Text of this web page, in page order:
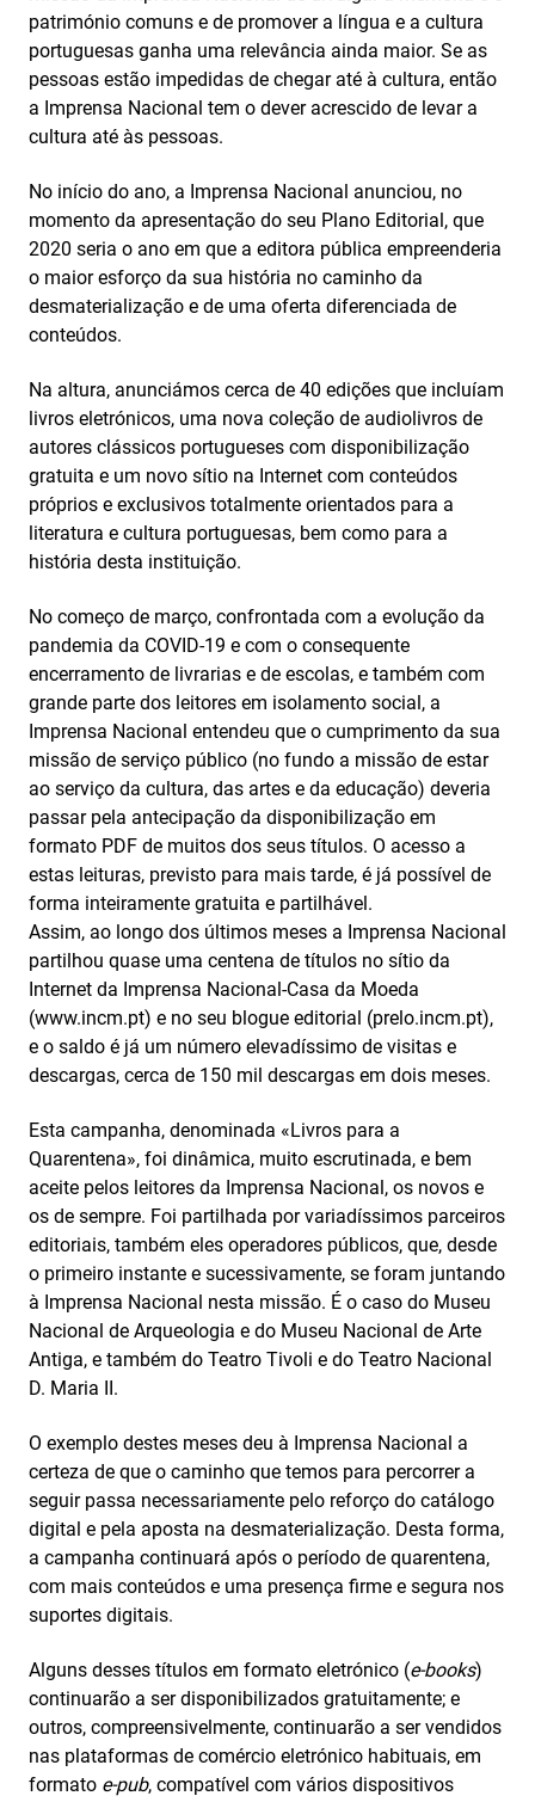
património comuns e de promover a língua e a cultura
portuguesas ganha uma relevância ainda maior. Se as
pessoas estão impedidas de chegar até à cultura, então
a Imprensa Nacional tem o dever acrescido de levar a
cultura até às pessoas.
No início do ano, a Imprensa Nacional anunciou, no
momento da apresentação do seu Plano Editorial, que
2020 seria o ano em que a editora pública empreenderia
o maior esforço da sua história no caminho da
desmaterialização e de uma oferta diferenciada de
conteúdos.
Na altura, anunciámos cerca de 40 edições que incluíam
livros eletrónicos, uma nova coleção de audiolivros de
autores clássicos portugueses com disponibilização
gratuita e um novo sítio na Internet com conteúdos
próprios e exclusivos totalmente orientados para a
literatura e cultura portuguesas, bem como para a
história desta instituição.
No começo de março, confrontada com a evolução da
pandemia da COVID-19 e com o consequente
encerramento de livrarias e de escolas, e também com
grande parte dos leitores em isolamento social, a
Imprensa Nacional entendeu que o cumprimento da sua
missão de serviço público (no fundo a missão de estar
ao serviço da cultura, das artes e da educação) deveria
passar pela antecipação da disponibilização em
formato PDF de muitos dos seus títulos. O acesso a
estas leituras, previsto para mais tarde, é já possível de
forma inteiramente gratuita e partilhável.
Assim, ao longo dos últimos meses a Imprensa Nacional
partilhou quase uma centena de títulos no sítio da
Internet da Imprensa Nacional-Casa da Moeda
(www.incm.pt) e no seu blogue editorial (prelo.incm.pt),
e o saldo é já um número elevadíssimo de visitas e
descargas, cerca de 150 mil descargas em dois meses.
Esta campanha, denominada «Livros para a
Quarentena», foi dinâmica, muito escrutinada, e bem
aceite pelos leitores da Imprensa Nacional, os novos e
os de sempre. Foi partilhada por variadíssimos parceiros
editoriais, também eles operadores públicos, que, desde
o primeiro instante e sucessivamente, se foram juntando
à Imprensa Nacional nesta missão. É o caso do Museu
Nacional de Arqueologia e do Museu Nacional de Arte
Antiga, e também do Teatro Tivoli e do Teatro Nacional
D. Maria II.
O exemplo destes meses deu à Imprensa Nacional a
certeza de que o caminho que temos para percorrer a
seguir passa necessariamente pelo reforço do catálogo
digital e pela aposta na desmaterialização. Desta forma,
a campanha continuará após o período de quarentena,
com mais conteúdos e uma presença firme e segura nos
suportes digitais.
Alguns desses títulos em formato eletrónico (e-books)
continuarão a ser disponibilizados gratuitamente; e
outros, compreensivelmente, continuarão a ser vendidos
nas plataformas de comércio eletrónico habituais, em
formato e-pub, compatível com vários dispositivos